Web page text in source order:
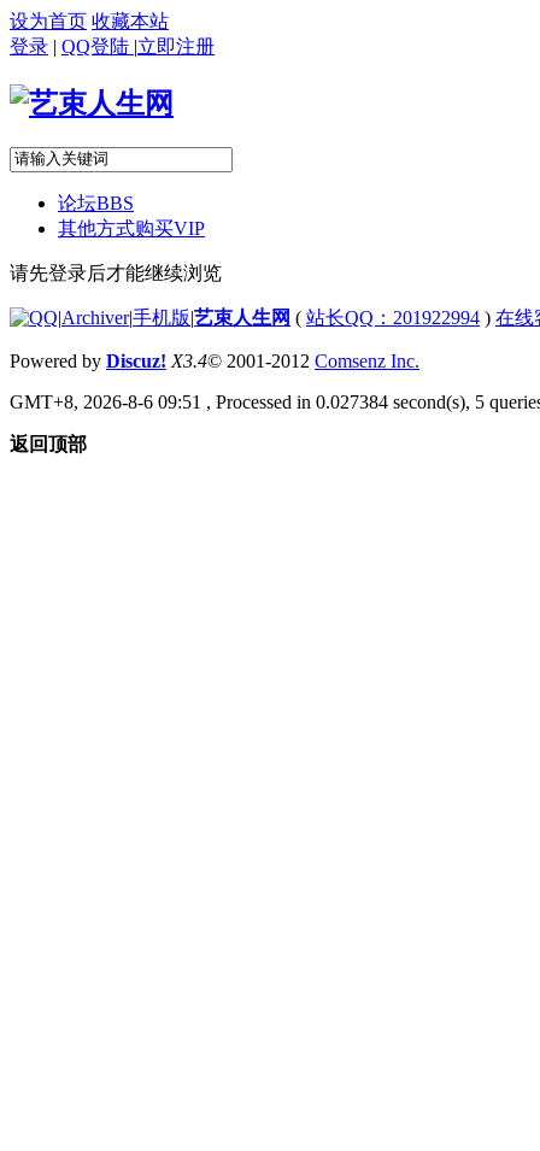
设为首页 收藏本站
登录 | QQ登陆 |立即注册
论坛BBS
其他方式购买VIP
请先登录后才能继续浏览
|Archiver|手机版|艺束人生网 ( 站长QQ：201922994 ) 在线
Powered by Discuz! X3.4© 2001-2012 Comsenz Inc.
GMT+8, 2026-8-6 09:51 , Processed in 0.027384 second(s), 5
返回顶部